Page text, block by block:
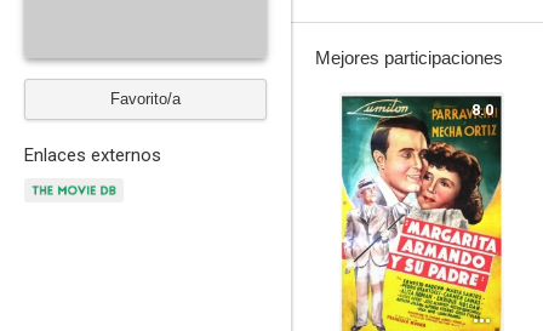
Favorito/a
Enlaces externos
Mejores participaciones
8.0